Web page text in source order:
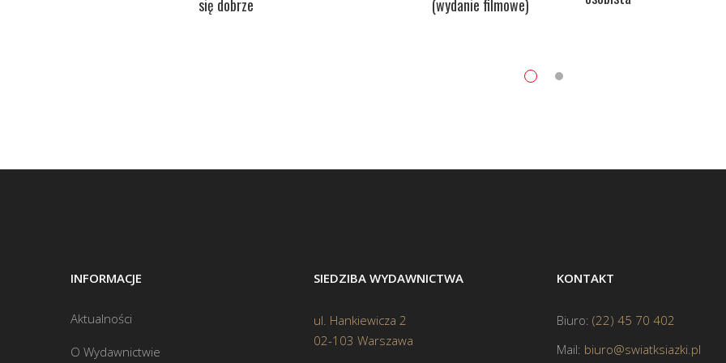
się dobrze (wydanie filmowe)
INFORMACJE
Aktualności
O Wydawnictwie
SIEDZIBA WYDAWNICTWA
ul. Hankiewicza 2
02-103 Warszawa
KONTAKT
Biuro: (22) 45 70 402
Mail: biuro@swiatksiazki.pl